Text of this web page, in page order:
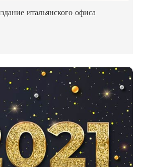
итальянского офиса